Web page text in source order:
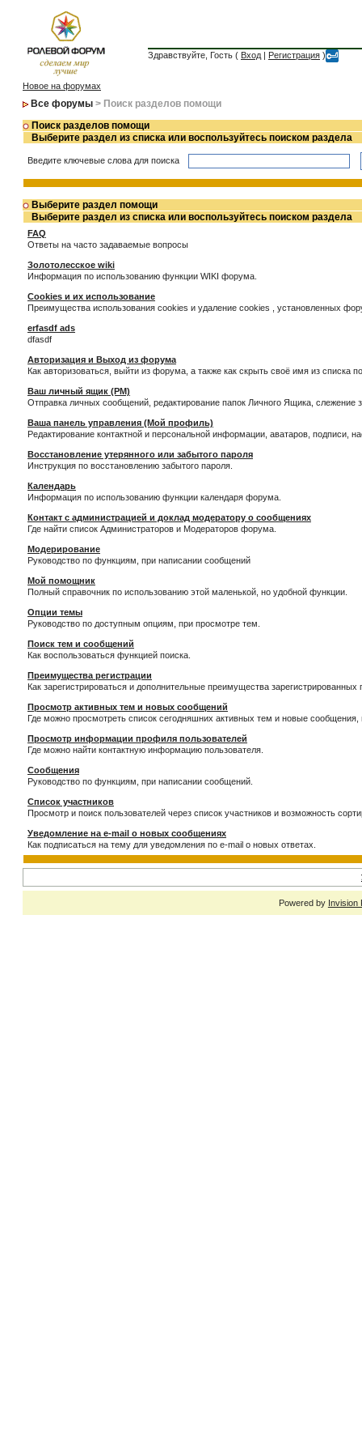
Здравствуйте, Гость ( Вход | Регистрация )
Новое на форумах
Все форумы > Поиск разделов помощи
Поиск разделов помощи
Выберите раздел из списка или воспользуйтесь поиском раздела
Введите ключевые слова для поиска
Выберите раздел помощи
Выберите раздел из списка или воспользуйтесь поиском раздела
FAQ
Ответы на часто задаваемые вопросы
Золотолесское wiki
Информация по использованию функции WIKI форума.
Cookies и их использование
Преимущества использования cookies и удаление cookies , установленных
erfasdf ads
dfasdf
Авторизация и Выход из форума
Как авторизоваться, выйти из форума, а также как скрыть своё имя из списка
Ваш личный ящик (PM)
Отправка личных сообщений, редактирование папок Личного Ящика,
Ваша панель управления (Мой профиль)
Редактирование контактной и персональной информации, аватаров,
Восстановление утерянного или забытого пароля
Инструкция по восстановлению забытого пароля.
Календарь
Информация по использованию функции календаря форума.
Контакт с администрацией и доклад модератору о сообщениях
Где найти список Администраторов и Модераторов форума.
Модерирование
Руководство по функциям, при написании сообщений
Мой помощник
Полный справочник по использованию этой маленькой, но удобной функции.
Опции темы
Руководство по доступным опциям, при просмотре тем.
Поиск тем и сообщений
Как воспользоваться функцией поиска.
Преимущества регистрации
Как зарегистрироваться и дополнительные преимущества зарегистрированных
Просмотр активных тем и новых сообщений
Где можно просмотреть список сегодняшних активных тем и новые
Просмотр информации профиля пользователей
Где можно найти контактную информацию пользователя.
Сообщения
Руководство по функциям, при написании сообщений.
Список участников
Просмотр и поиск пользователей через список участников и возможность
Уведомление на e-mail о новых сообщениях
Как подписаться на тему для уведомления по e-mail о новых ответах.
Powered by Invision